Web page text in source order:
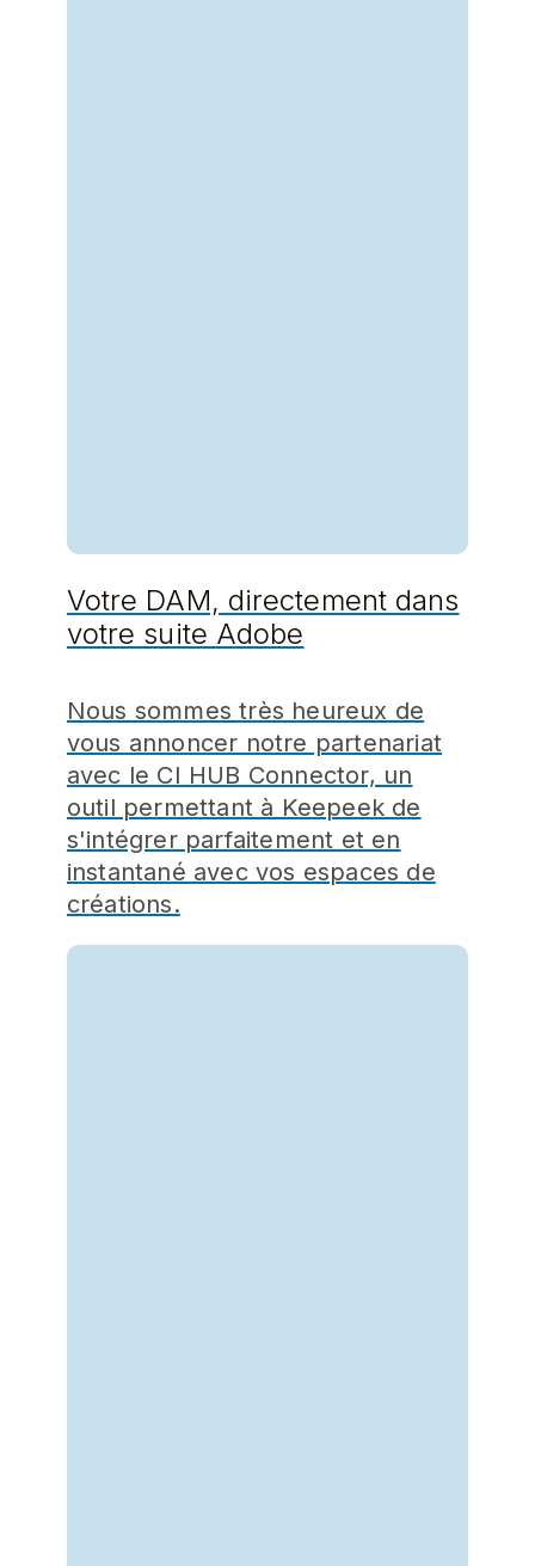
Votre DAM, directement dans
votre suite Adobe
Nous sommes très heureux de
vous annoncer notre partenariat
avec le CI HUB Connector, un
outil permettant à Keepeek de
s'intégrer parfaitement et en
instantané avec vos espaces de
créations.